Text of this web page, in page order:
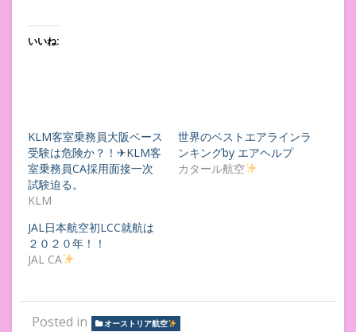
いいね:
KLM客室乗務員大阪ベース
受験は危険か？！✈KLM客
室乗務員CA採用面接一次
試験迫る。
KLM
世界のベストエアラインラ
ンキングby エアヘルプ
カタール航空
JAL日本航空初LCC就航は
２０２０年！！
JAL CA
Posted in オーストリア航空